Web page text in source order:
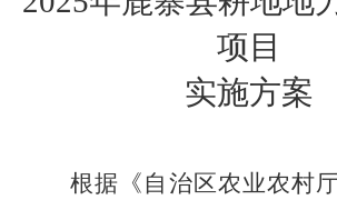
项目
实施方案
根据 《 自治区农业农村